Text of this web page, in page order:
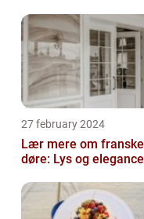
27 february 2024
Lær mere om franske
døre: Lys og elegance